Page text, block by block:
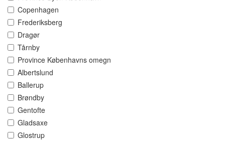
Copenhagen
Frederiksberg
Dragør
Tårnby
Province Københavns omegn
Albertslund
Ballerup
Brøndby
Gentofte
Gladsaxe
Glostrup